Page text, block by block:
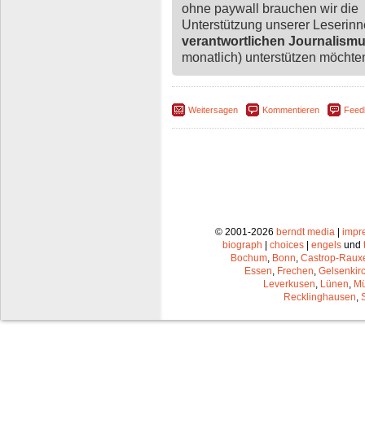
ohne paywall brauchen wir die
Unterstützung unserer
verantwortlichen
monatlich) unterstützen
Weitersagen Kommentieren
© 2001-2026 berndt media|
biograph
choices engels und
Bochum, Bonn, Castrop-
Essen, Frechen,
Leverkusen, Lünen,
Recklinghausen,